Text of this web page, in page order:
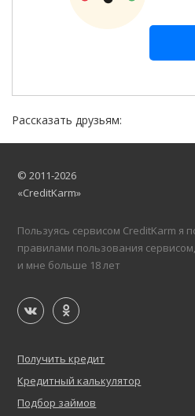
Рассказать друзьям:
© 2011-2026
«CreditKarm»
Пользуясь сервисом CreditKarm я
правилами пользования
и мне больше 18 лет
Получить кредит
Кредитный калькулятор
Подбор займов